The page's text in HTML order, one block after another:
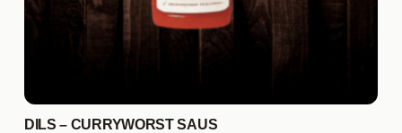
DILS – CURRYWORST SAUS